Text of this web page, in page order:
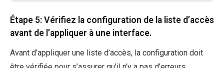
Étape 5: Vérifiez la configuration de la liste d’accès
avant de l’appliquer à une interface.
Avant d’appliquer une liste d’accès, la configuration doit